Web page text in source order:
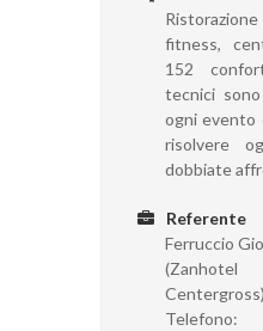
fitness,
152
tecnici
ogni evento
risolvere
dobbiate
Referente
Ferruccio
Centergross)
Telefono: